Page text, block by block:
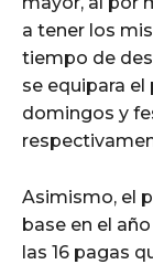
a tener los
tiempo de
se equipara el
domingos y
Asimismo, el
base en el
las 16 pagas